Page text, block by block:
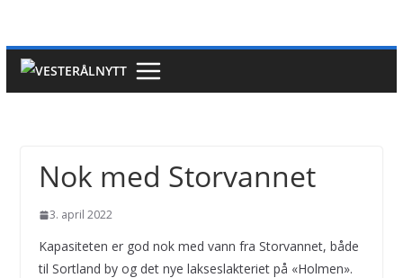
Nok med Storvannet
3. april 2022
Kapasiteten er god nok med vann fra Storvannet, både
til Sortland by og det nye lakseslakteriet på «Holmen».